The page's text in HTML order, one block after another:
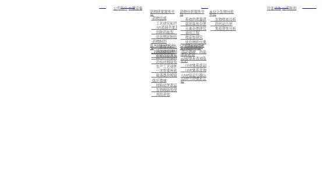
关于我们
公司简介 仪器设备
药物研发服务平
台
-药物合成
工艺研究和开发
API项目开发及注册备案
创新药盐型、晶型筛选及CMC业务
化合物定制合成
-药物制剂
一致性评价及仿制药的制剂开发
高端缓控释制剂开发
创新药及改良型新药的制剂开发
药物分析服务平
台
系统的质量研究
基因毒性杂质研究
元素杂质研究
逆向工程
稳定性研究
化合物的分离制备，已知化合物的结构确证，未知化合物的结构解析与鉴定
标准化检测
大分子生物分析
平台
生物样本分析
药代动力学
免疫原性分析
医用材料研究平
台
- 药包材相容性
医用材料密封性研究
药包材相容性研究
生产工艺组件相容性研究
一次性使用系统相容性研究
输液器具相容性研究
-医疗器械
材料化学表征
生物相容性研究
风险评估
GMP体系和注册
咨询服务平台
-医疗器械、药品
注册咨询
-GMP体系咨询及
培训
GMP体系培训
GMP体系咨询
-GMP验证与确认
-GMP/GSP体系认
证
新闻中心
行业动态 公司新闻